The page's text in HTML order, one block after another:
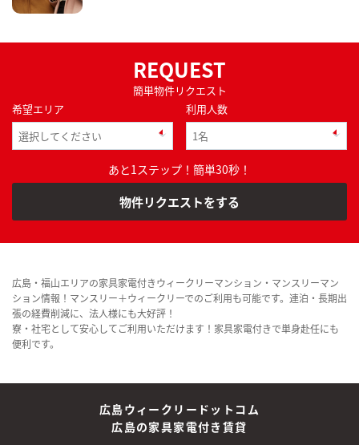
REQUEST
簡単物件リクエスト
希望エリア
利用人数
あと1ステップ！簡単30秒！
物件リクエストをする
広島・福山エリアの家具家電付きウィークリーマンション・マンスリーマン
ション情報！マンスリー＋ウィークリーでのご利用も可能です。連泊・長期出
張の経費削減に、法人様にも大好評！
寮・社宅として安心してご利用いただけます！家具家電付きで単身赴任にも
便利です。
広島ウィークリードットコム
広島の家具家電付き賃貸